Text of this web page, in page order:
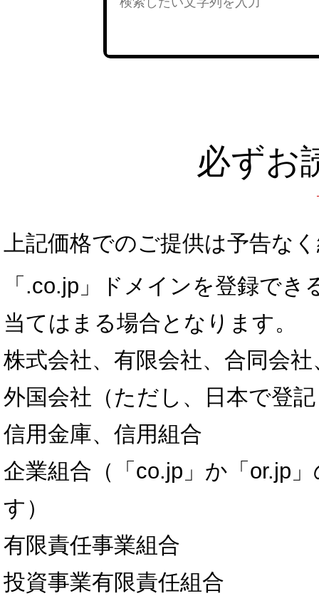
必ずお
上記価格でのご提供は予告な
「.co.jp」ドメインを登録で
当てはまる場合となります。
株式会社、有限会社、合同会
外国会社（ただし、日本で登
信用金庫、信用組合
企業組合（「co.jp」か「or.jp
す）
有限責任事業組合
投資事業有限責任組合